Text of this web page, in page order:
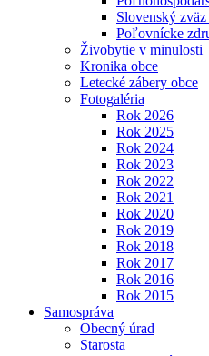
Slovenský
Poľovnícke
Živobytie v minulosti
Kronika obce
Letecké zábery obce
Fotogaléria
Rok 2026
Rok 2025
Rok 2024
Rok 2023
Rok 2022
Rok 2021
Rok 2020
Rok 2019
Rok 2018
Rok 2017
Rok 2016
Rok 2015
Samospráva
Obecný úrad
Starosta